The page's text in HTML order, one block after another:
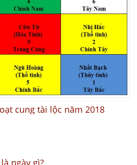
cung tài lộc năm 2018
ngày gì?